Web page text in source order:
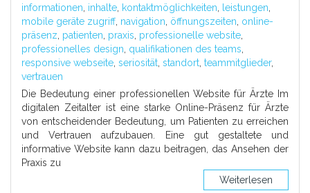
informationen inhalte kontaktmöglichkeiten leistungen
mobile geräte zugriff, navigation öffnungszeiten online-
präsenz patienten praxis professionelle website
professionelles design qualifikationen des teams
responsive webseite seriosität standort teammitglieder,
vertrauen
Die Bedeutung einer professionellen Website für Ärzte Im
digitalen Zeitalter ist eine starke Online-Präsenz für Ärzte
von entscheidender Bedeutung, um Patienten zu erreichen
und Vertrauen aufzubauen. Eine gut gestaltete und
informative Website kann dazu beitragen, das Ansehen der
Praxis zu
Weiterlesen